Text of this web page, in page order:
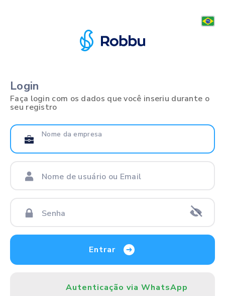
Login
Faça login com os dados que você inseriu durante o
seu registro
Nome da empresa
Nome de usuário ou Email
Senha
Entrar
Autenticação via WhatsApp